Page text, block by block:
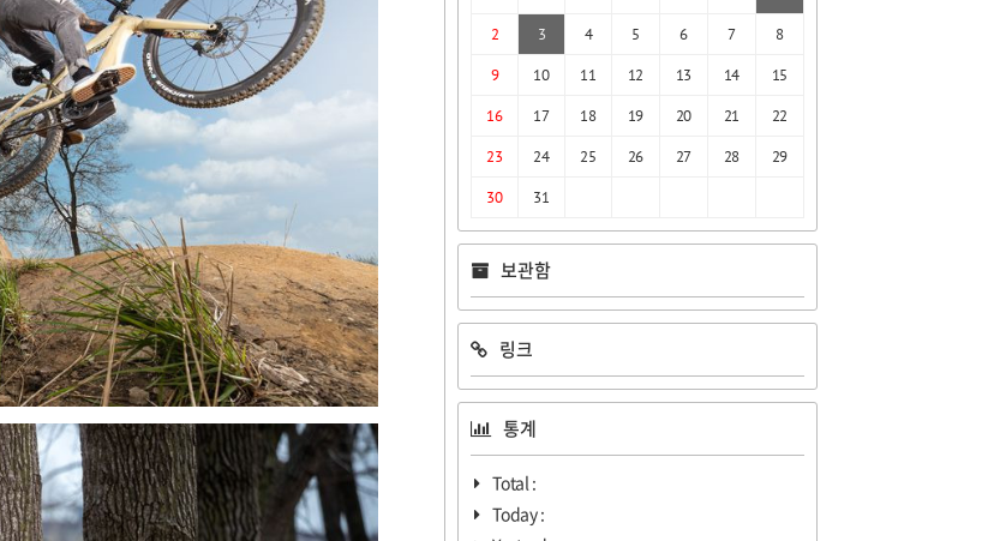
2
3 4 5 6 7
8
9
10 11 12 13 14
15
16
17 18 19 20 21
22
23
24 25 26 27 28
29
30
31
보관함
링크
통계
Total :
Today :